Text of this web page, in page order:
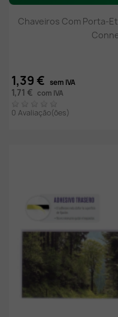
Chaveiros Com Porta-
1,39 € sem IVA
1,71 € com IVA
0 Avaliação(ões)